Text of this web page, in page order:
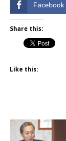
Facebook
Share this:
Like this: